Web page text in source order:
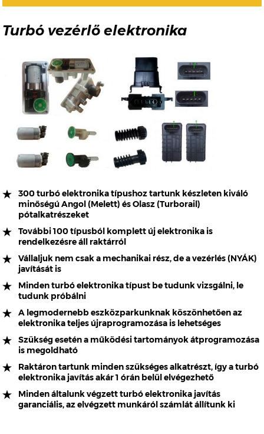
Turbó vezérlő elektronika
300 turbó elektronika típushoz tartunk készleten kiváló
minőségú Angol (Melett) és Olasz (Turborail)
pótalkatrészeket
További 100 típusból komplett új elektronika is
rendelkezésre áll raktárról
Vállaljuk nem csak a mechanikai rész, de a vezérlés (NYÁK)
javítását is
Minden turbó elektronika típust be tudunk vizsgálni, le
tudunk próbálni
A legmodernebb eszközparkunknak köszönhetően az
elektronika teljes újraprogramozása is lehetséges
Szükség esetén a működési tartományok átprogramozása
is megoldható
Raktáron tartunk minden szükséges alkatrészt, így a turbó
elektronika javítás akár 1 órán belül elvégezhető
Minden általunk végzett turbó elektronika javítás
garanciális, az elvégzett munkáról számlát állítunk ki